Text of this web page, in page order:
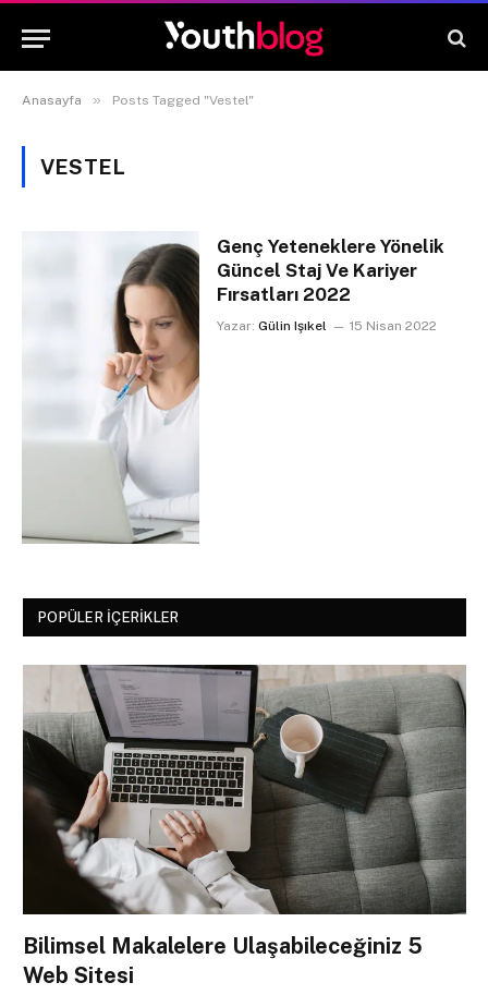
Anasayfa » Posts Tagged "Vestel"
VESTEL
Genç Yeteneklere Yönelik
Güncel Staj Ve Kariyer
Fırsatları 2022
Yazar: Gülin Işıkel 15 Nisan 2022
POPÜLER İÇERIKLER
Bilimsel Makalelere Ulaşabileceğiniz 5
Web Sitesi